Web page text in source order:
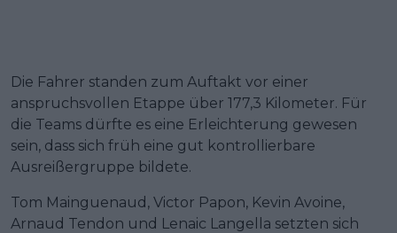
Die Fahrer standen zum Auftakt vor einer
anspruchsvollen Etappe über 177,3 Kilometer. Für
die Teams dürfte es eine Erleichterung gewesen
sein, dass sich früh eine gut kontrollierbare
Ausreißergruppe bildete.
Tom Mainguenaud, Victor Papon, Kevin Avoine,
Arnaud Tendon und Lenaic Langella setzten sich